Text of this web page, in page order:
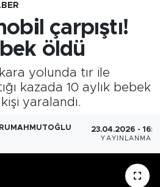
çarpıştı!
öldü
yolunda tır ile
kazada 10 aylık bebek
yaralandı.
23.04.2026 -
YAYINLANMA
ve Fikstür